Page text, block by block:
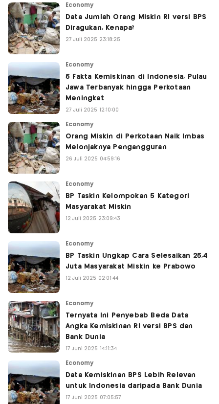
Economy
Data Jumlah Orang Miskin RI versi BPS
Diragukan, Kenapa?
27 Juli 2025 23:18:25
Economy
5 Fakta Kemiskinan di Indonesia, Pulau
Jawa Terbanyak hingga Perkotaan
Meningkat
27 Juli 2025 12:10:00
Economy
Orang Miskin di Perkotaan Naik Imbas
Melonjaknya Pengangguran
26 Juli 2025 04:59:16
Economy
BP Taskin Kelompokan 5 Kategori
Masyarakat Miskin
12 Juli 2025 23:09:43
Economy
BP Taskin Ungkap Cara Selesaikan 25,4
Juta Masyarakat Miskin ke Prabowo
12 Juli 2025 02:01:44
Economy
Ternyata Ini Penyebab Beda Data
Angka Kemiskinan RI versi BPS dan
Bank Dunia
17 Juni 2025 14:11:34
Economy
Data Kemiskinan BPS Lebih Relevan
untuk Indonesia daripada Bank Dunia
17 Juni 2025 07:05:57